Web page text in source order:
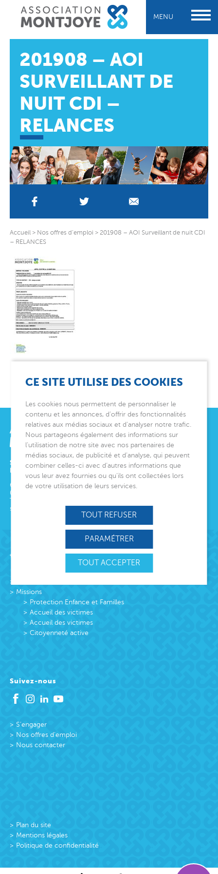
MENU
201908 – AOI
SURVEILLANT DE
NUIT CDI –
RELANCES
Accueil > Nos offres d’emploi > 201908 – AOI Surveillant de nuit CDI
– RELANCES
SIÈGE SOCIAL
ET DIRECTION GÉNÉRALE
6 avenue Édith Cavell
06000
Tél.
siege@montjoye.org
Acteur de lien social
Missions
Protection Enfance et Familles
Accueil des victimes
Accueil des victimes
Citoyenneté active
Suivez-nous
S’engager
Nos offres d’emploi
Nous contacter
Plan du site
Mentions légales
Politique de confidentialité
CE SITE UTILISE DES COOKIES
Les cookies nous permettent de personnaliser le
contenu et les annonces, d’offrir des fonctionnalités
relatives aux médias sociaux et d’analyser notre trafic.
Nous partageons également des informations sur
l’utilisation de notre site avec nos partenaires de
médias sociaux, de publicité et d’analyse, qui peuvent
combiner celles-ci avec d’autres informations que
vous leur avez fournies ou qu’ils ont collectées lors
de votre utilisation de leurs services.
TOUT ACCEPTER
TOUT REFUSER
PARAMÉTRER